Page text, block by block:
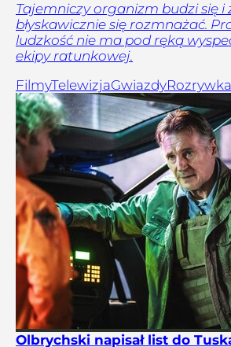
Tajemniczy organizm budzi się i
błyskawicznie się rozmnażać.
ludzkość nie ma pod ręką
ekipy ratunkowej.
FilmyTelewizjaGwiazdyRozrywka
Olbrychski napisał list do